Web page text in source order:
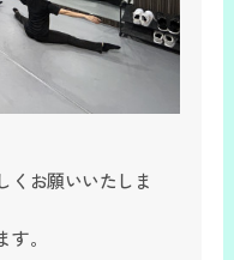
くお願いいたしま
。